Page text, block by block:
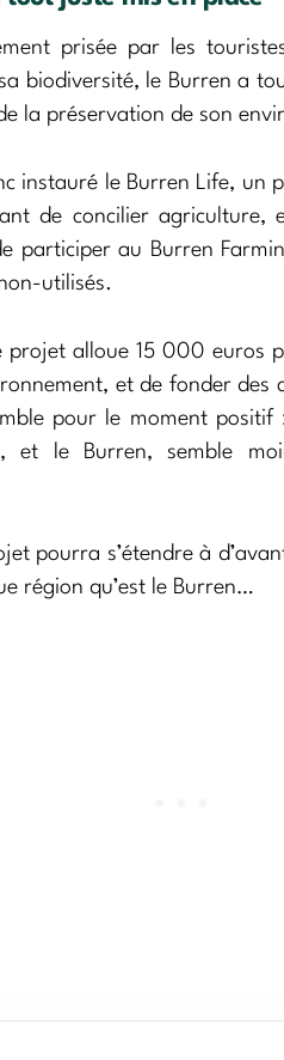
prisée par les
biodiversité, le Burren a
la préservation de son
instauré le Burren Life,
de concilier agriculture,
participer au Burren
utilisés.
projet alloue 15 000
et de fonder
pour le moment positif
et le Burren, semble
pourra s’étendre à
région qu’est le Burren…